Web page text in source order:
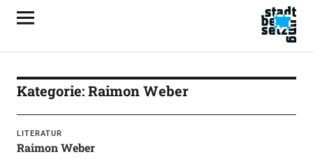
Kategorie:Raimon Weber
LITERATUR
Raimon Weber